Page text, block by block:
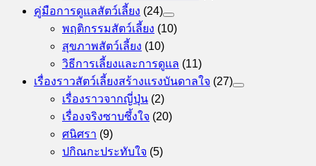
คู่มือการดูแลสัตว์เลี้ยง (24)
พฤติกรรมสัตว์เลี้ยง (10)
สุขภาพสัตว์เลี้ยง (10)
วิธีการเลี้ยงและการดูแล (11)
เรื่องราวสัตว์เลี้ยงสร้างแรงบันดาลใจ (27)
เรื่องราวจากญี่ปุ่น (2)
เรื่องจริงซาบซึ้งใจ (20)
ศนิศรา (9)
ปกิณกะประทับใจ (5)